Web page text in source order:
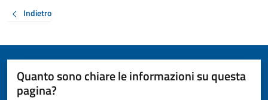
Indietro
Quanto sono chiare le informazioni su questa
pagina?